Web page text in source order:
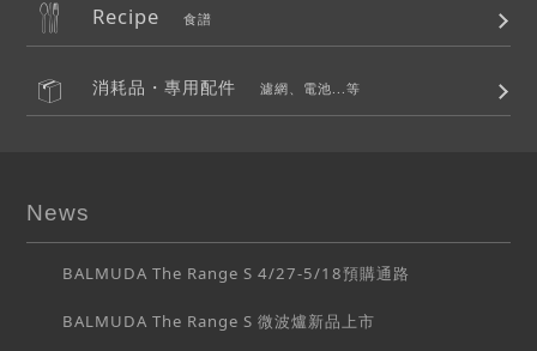
Recipe 食譜
消耗品・專用配件 濾網、電池...等
News
BALMUDA The Range S 4/27-5/18預購通路
BALMUDA The Range S 微波爐新品上市